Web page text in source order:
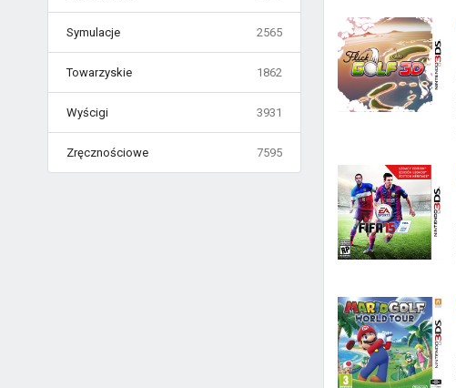
Symulacje 2565
Towarzyskie 1862
Wyścigi 3931
Zręcznościowe 7595